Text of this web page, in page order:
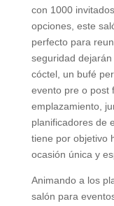
con 1000
opciones, este
perfecto para
seguridad
cóctel, un bufé
evento pre o post
emplazamiento,
planificadores de
tiene por objetivo
ocasión única y
Animando a los
salón para